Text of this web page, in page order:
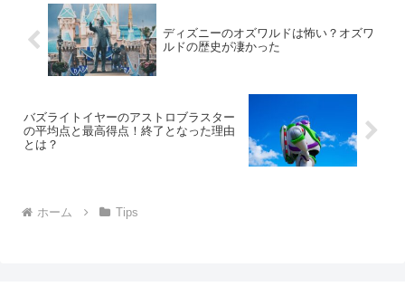
ディズニーのオズワルドは怖い？オズワ
ルドの歴史が凄かった
バズライトイヤーのアストロブラスター
の平均点と最高得点！終了となった理由
とは？
ホーム Tips